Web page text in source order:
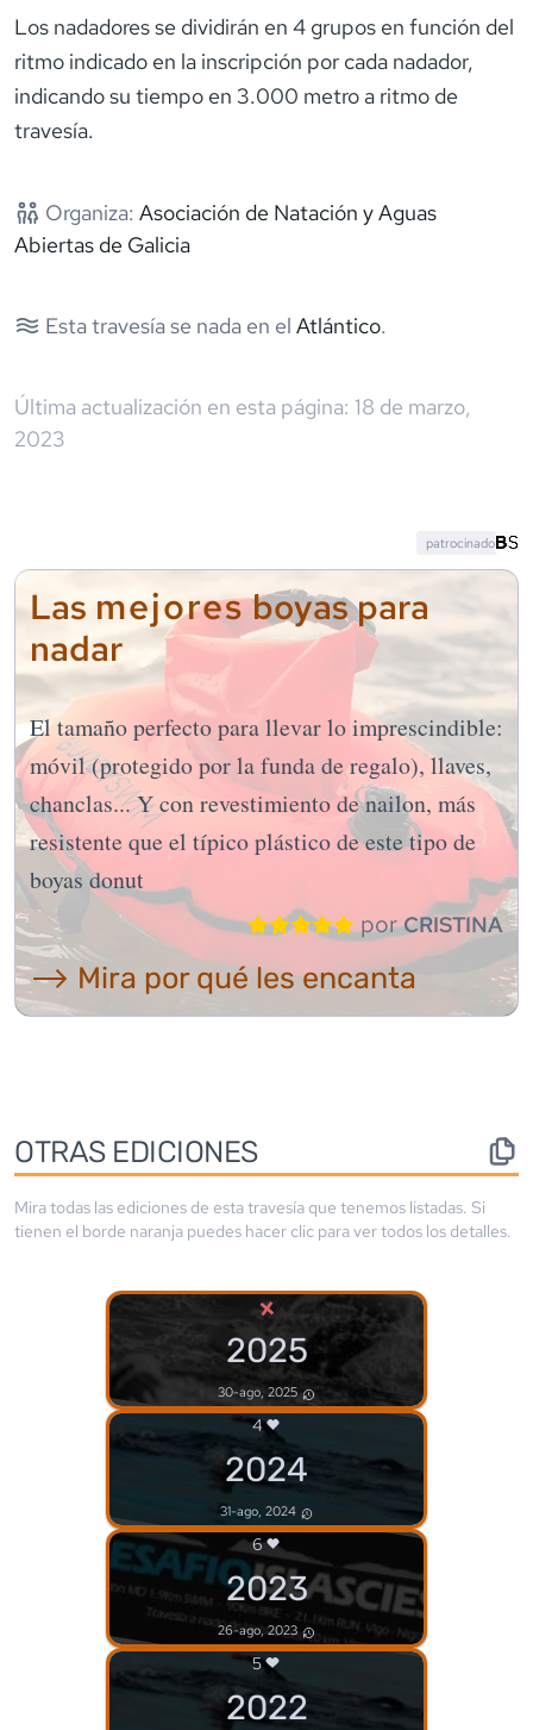
Los nadadores se dividirán en 4 grupos en función del
ritmo indicado en la inscripción por cada nadador,
indicando su tiempo en 3.000 metro a ritmo de
travesía.
Organiza: Asociación de Natación y Aguas
Abiertas de Galicia
Esta travesía se nada en el Atlántico.
Última actualización en esta página: 18 de marzo,
2023
Las mejoresboyas para
nadar
El tamaño perfecto para llevar lo imprescindible:
móvil (protegido por la funda de regalo), llaves,
chanclas... Y con revestimiento de nailon, más
resistente que el típico plástico de este tipo de
boyas donut
porCRISTINA
⟶ Mira por qué les encanta
patrocinado
OTRAS EDICIONES
Mira todas las ediciones de esta travesía que tenemos listadas. Si
tienen el borde naranja puedes hacer clic para ver todos los detalles.
×
2025
30-ago, 2025
4
2024
31-ago, 2024
6
2023
26-ago, 2023
5
2022